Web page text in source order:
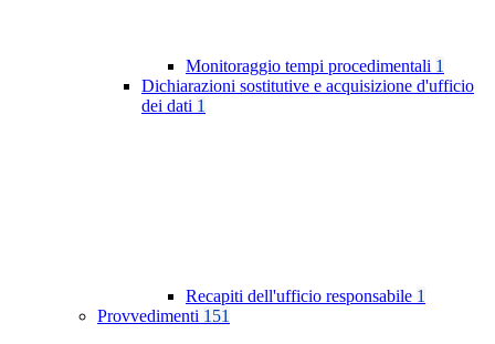
Monitoraggio tempi procedimentali 1
Dichiarazioni sostitutive e acquisizione d'ufficio
dei dati 1
Recapiti dell'ufficio responsabile 1
Provvedimenti 151